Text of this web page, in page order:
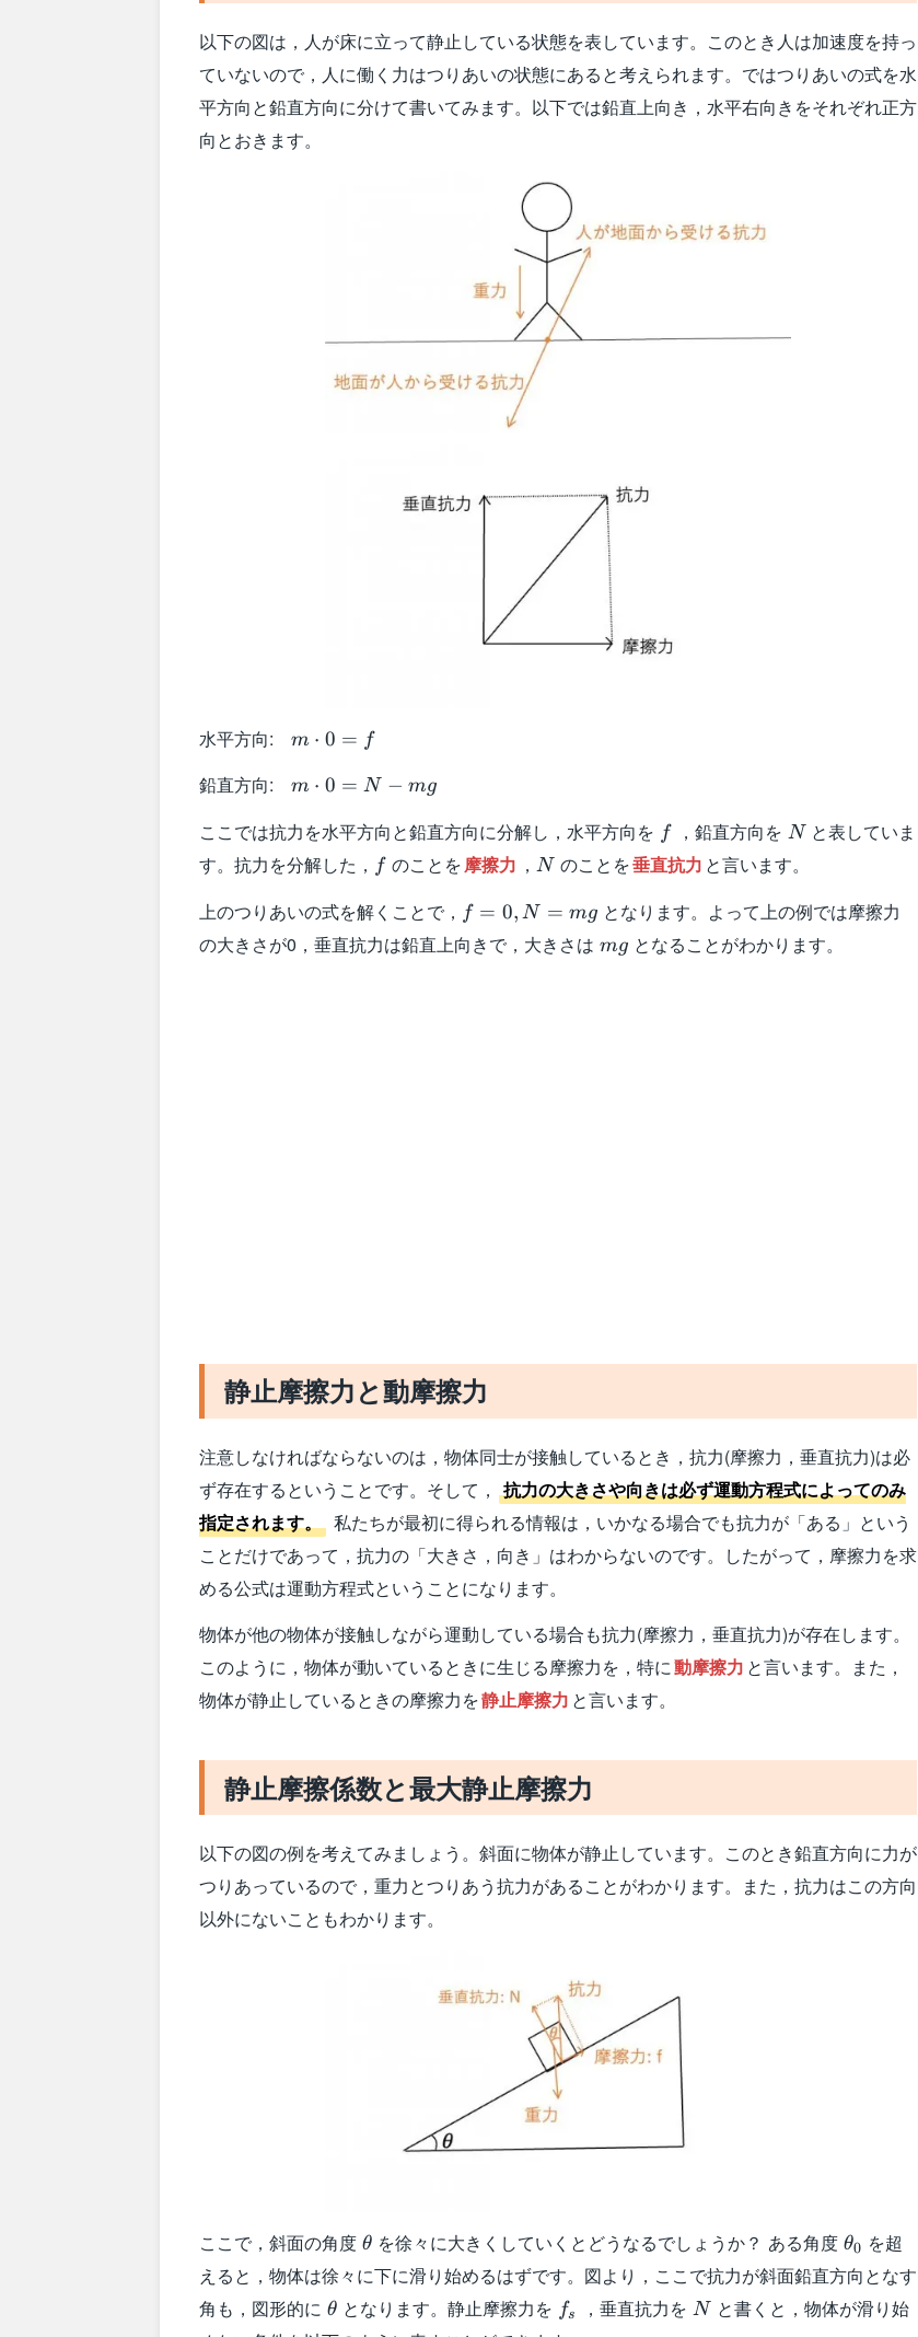
以下の図は，人が床に立って静止している状態を表しています。このとき人は加速度を持っ
ていないので，人に働く力はつりあいの状態にあると考えられます。ではつりあいの式を水
平方向と鉛直方向に分けて書いてみます。以下では鉛直上向き，水平右向きをそれぞれ正方
向とおきます。
水平方向: m\cdot0=f
m ⋅ 0 = f
鉛直方向: m\cdot0=N-
m ⋅ 0 = N − mg
ここでは抗力を水平方向と鉛直方向に分解し，水平方向を ff，鉛直方向を N
Nと表していま
す。抗力を分解した， ff のことを摩擦力 ， N
N のことを垂直抗力 と言います。
上のつりあいの式を解くことで， f=0,
N=mg
f = 0, N = mg となります。よって上の例では摩擦力
の大きさが0，垂直抗力は鉛直上向きで，大きさは mg
mg となることがわかります。
静止摩擦力と動摩擦力
注意しなければならないのは，物体同士が接触しているとき，抗力(摩擦力，垂直抗力)は必
ず存在するということです。そして， 抗力の大きさや向きは必ず運動方程式によってのみ
指定されます。 私たちが最初に得られる情報は，いかなる場合でも抗力が「ある」という
ことだけであって，抗力の「大きさ，向き」はわからないのです。したがって，摩擦力を求
める公式は運動方程式ということになります。
物体が他の物体が接触しながら運動している場合も抗力(摩擦力，垂直抗力)が存在します。
このように，物体が動いているときに生じる摩擦力を，特に動摩擦力 と言います。また，
物体が静止しているときの摩擦力を静止摩擦力 と言います。
静止摩擦係数と最大静止摩擦力
以下の図の例を考えてみましょう。斜面に物体が静止しています。このとき鉛直方向に力が
つりあっているので，重力とつりあう抗力があることがわかります。また，抗力はこの方向
以外にないこともわかります。
ここで，斜面の角度 \theta
θ を徐々に大きくしていくとどうなるでしょうか？ ある角度 \theta_0
θ0 を超
えると，物体は徐々に下に滑り始めるはずです。図より，ここで抗力が斜面鉛直方向となす
角も，図形的に \theta
θ となります。静止摩擦力を f_s
fs ，垂直抗力を N
Nと書くと，物体が滑り始